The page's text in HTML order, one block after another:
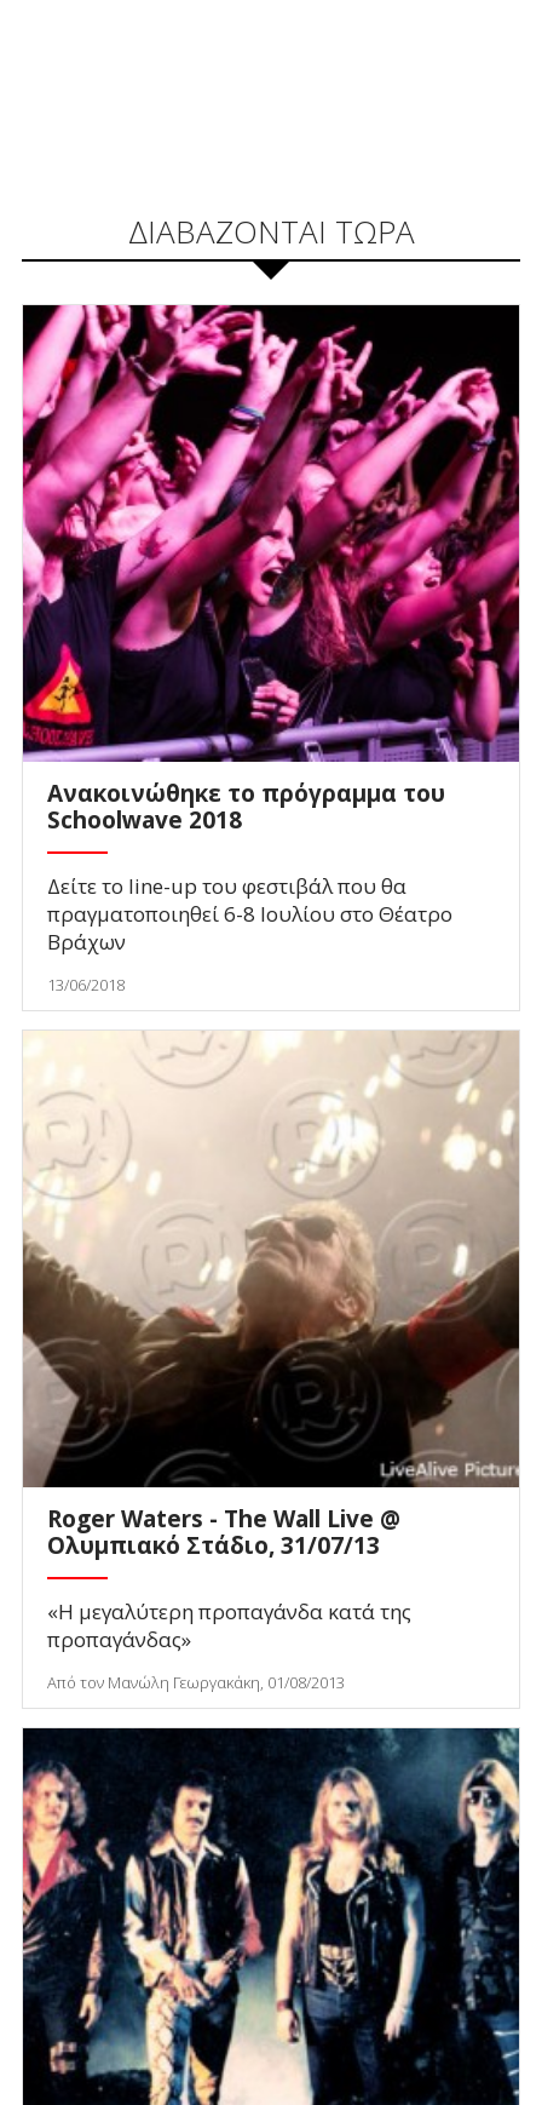
ΔΙΑΒΑΖΟΝΤΑΙ ΤΩΡΑ
Ανακοινώθηκε το πρόγραμμα του
Schoolwave 2018
Δείτε το line-up του φεστιβάλ που θα
πραγματοποιηθεί 6-8 Ιουλίου στο Θέατρο
Βράχων
13/06/2018
Roger Waters - The Wall Live @
Ολυμπιακό Στάδιο, 31/07/13
«Η μεγαλύτερη προπαγάνδα κατά της
προπαγάνδας»
Από τον Μανώλη Γεωργακάκη, 01/08/2013